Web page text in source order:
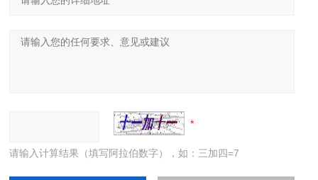
请输入计算结果（填写阿拉伯数字），如：三加四=7